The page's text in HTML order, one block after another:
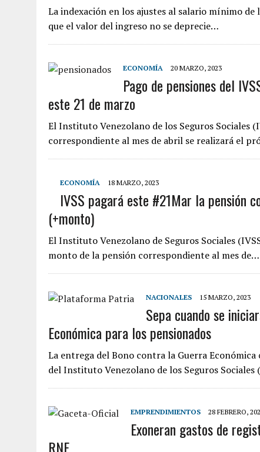
La indexación en los ajustes al salario mínimo
que el valor del ingreso no se deprecie…
ECONOMÍA 20 MARZO, 2023
Pago de pensiones del
este 21 de marzo
El Instituto Venezolano de los Seguros Sociales
correspondiente al mes de abril se realizará el
ECONOMÍA 18 MARZO, 2023
IVSS pagará este #21Mar la pensión
(+monto)
El Instituto Venezolano de Seguros Sociales
monto de la pensión correspondiente al mes de…
NACIONALES 15 MARZO, 2023
Sepa cuando se
Económica para los pensionados
La entrega del Bono contra la Guerra
del Instituto Venezolano de los Seguros Sociales
EMPRENDIMIENTOS 28 FEBRERO,
Exoneran gastos de
RNE